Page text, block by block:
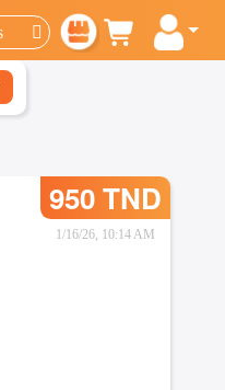
950 TND
1/16/26, 10:14 AM